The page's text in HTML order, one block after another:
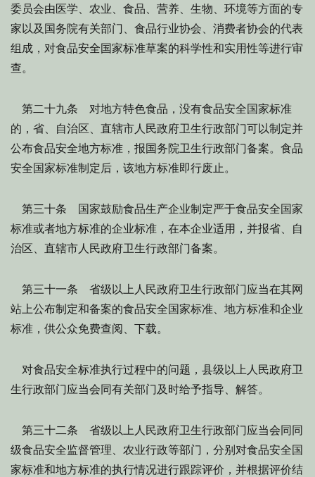
委员会由医学、农业、食品、营养、生物、环境等方面的专
家以及国务院有关部门、食品行业协会、消费者协会的代表
组成，对食品安全国家标准草案的科学性和实用性等进行审
查。
第二十九条 对地方特色食品，没有食品安全国家标准
的，省、自治区、直辖市人民政府卫生行政部门可以制定并
公布食品安全地方标准，报国务院卫生行政部门备案。食品
安全国家标准制定后，该地方标准即行废止。
第三十条 国家鼓励食品生产企业制定严于食品安全国家
标准或者地方标准的企业标准，在本企业适用，并报省、自
治区、直辖市人民政府卫生行政部门备案。
第三十一条 省级以上人民政府卫生行政部门应当在其网
站上公布制定和备案的食品安全国家标准、地方标准和企业
标准，供公众免费查阅、下载。
对食品安全标准执行过程中的问题，县级以上人民政府卫
生行政部门应当会同有关部门及时给予指导、解答。
第三十二条 省级以上人民政府卫生行政部门应当会同同
级食品安全监督管理、农业行政等部门，分别对食品安全国
家标准和地方标准的执行情况进行跟踪评价，并根据评价结